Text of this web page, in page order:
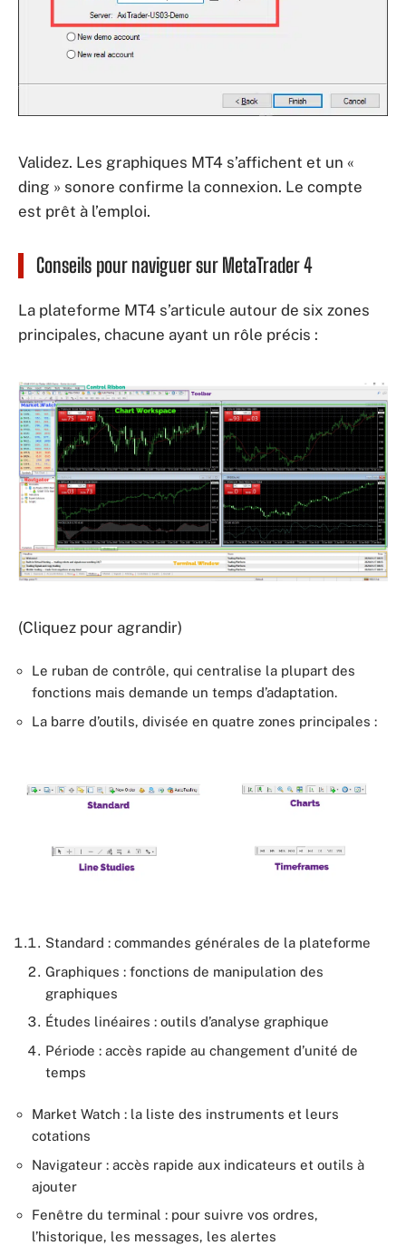
Validez. Les graphiques MT4 s’affichent et un «
ding » sonore confirme la connexion. Le compte
est prêt à l’emploi.
Conseils pour naviguer sur MetaTrader 4
La plateforme MT4 s’articule autour de six zones
principales, chacune ayant un rôle précis :
(Cliquez pour agrandir)
Le ruban de contrôle, qui centralise la plupart des
fonctions mais demande un temps d’adaptation.
La barre d’outils, divisée en quatre zones principales :
Standard : commandes générales de la plateforme
Graphiques : fonctions de manipulation des
graphiques
Études linéaires : outils d’analyse graphique
Période : accès rapide au changement d’unité de
temps
Market Watch : la liste des instruments et leurs
cotations
Navigateur : accès rapide aux indicateurs et outils à
ajouter
Fenêtre du terminal : pour suivre vos ordres,
l’historique, les messages, les alertes